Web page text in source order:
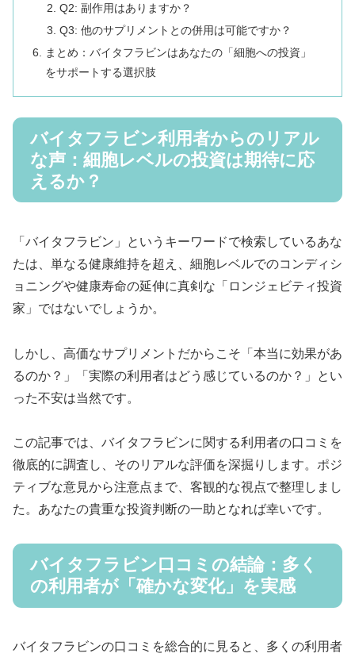
Q2: 副作用はありますか？
Q3: 他のサプリメントとの併用は可能ですか？
まとめ：バイタフラビンはあなたの「細胞への投資」
をサポートする選択肢
バイタフラビン利用者からのリアル
な声：細胞レベルの投資は期待に応
えるか？
「バイタフラビン」というキーワードで検索しているあな
たは、単なる健康維持を超え、細胞レベルでのコンディシ
ョニングや健康寿命の延伸に真剣な「ロンジェビティ投資
家」ではないでしょうか。
しかし、高価なサプリメントだからこそ「本当に効果があ
るのか？」「実際の利用者はどう感じているのか？」とい
った不安は当然です。
この記事では、バイタフラビンに関する利用者の口コミを
徹底的に調査し、そのリアルな評価を深掘りします。ポジ
ティブな意見から注意点まで、客観的な視点で整理しまし
た。あなたの貴重な投資判断の一助となれば幸いです。
バイタフラビン口コミの結論：多く
の利用者が「確かな変化」を実感
バイタフラビンの口コミを総合的に見ると、多くの利用者